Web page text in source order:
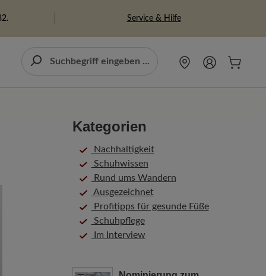
Service & Hilfe
Kategorien
Nachhaltigkeit
Schuhwissen
Rund ums Wandern
Ausgezeichnet
Profitipps für gesunde Füße
Schuhpflege
Im Interview